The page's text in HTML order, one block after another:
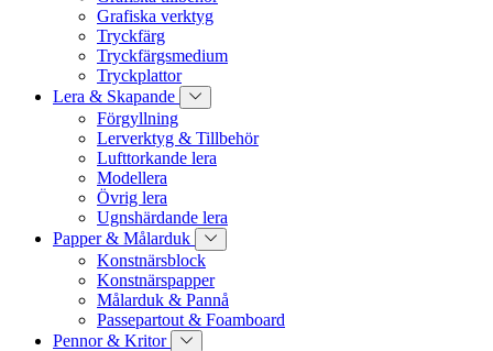
Grafiska verktyg
Tryckfärg
Tryckfärgsmedium
Tryckplattor
Lera & Skapande
Förgyllning
Lerverktyg & Tillbehör
Lufttorkande lera
Modellera
Övrig lera
Ugnshärdande lera
Papper & Målarduk
Konstnärsblock
Konstnärspapper
Målarduk & Pannå
Passepartout & Foamboard
Pennor & Kritor